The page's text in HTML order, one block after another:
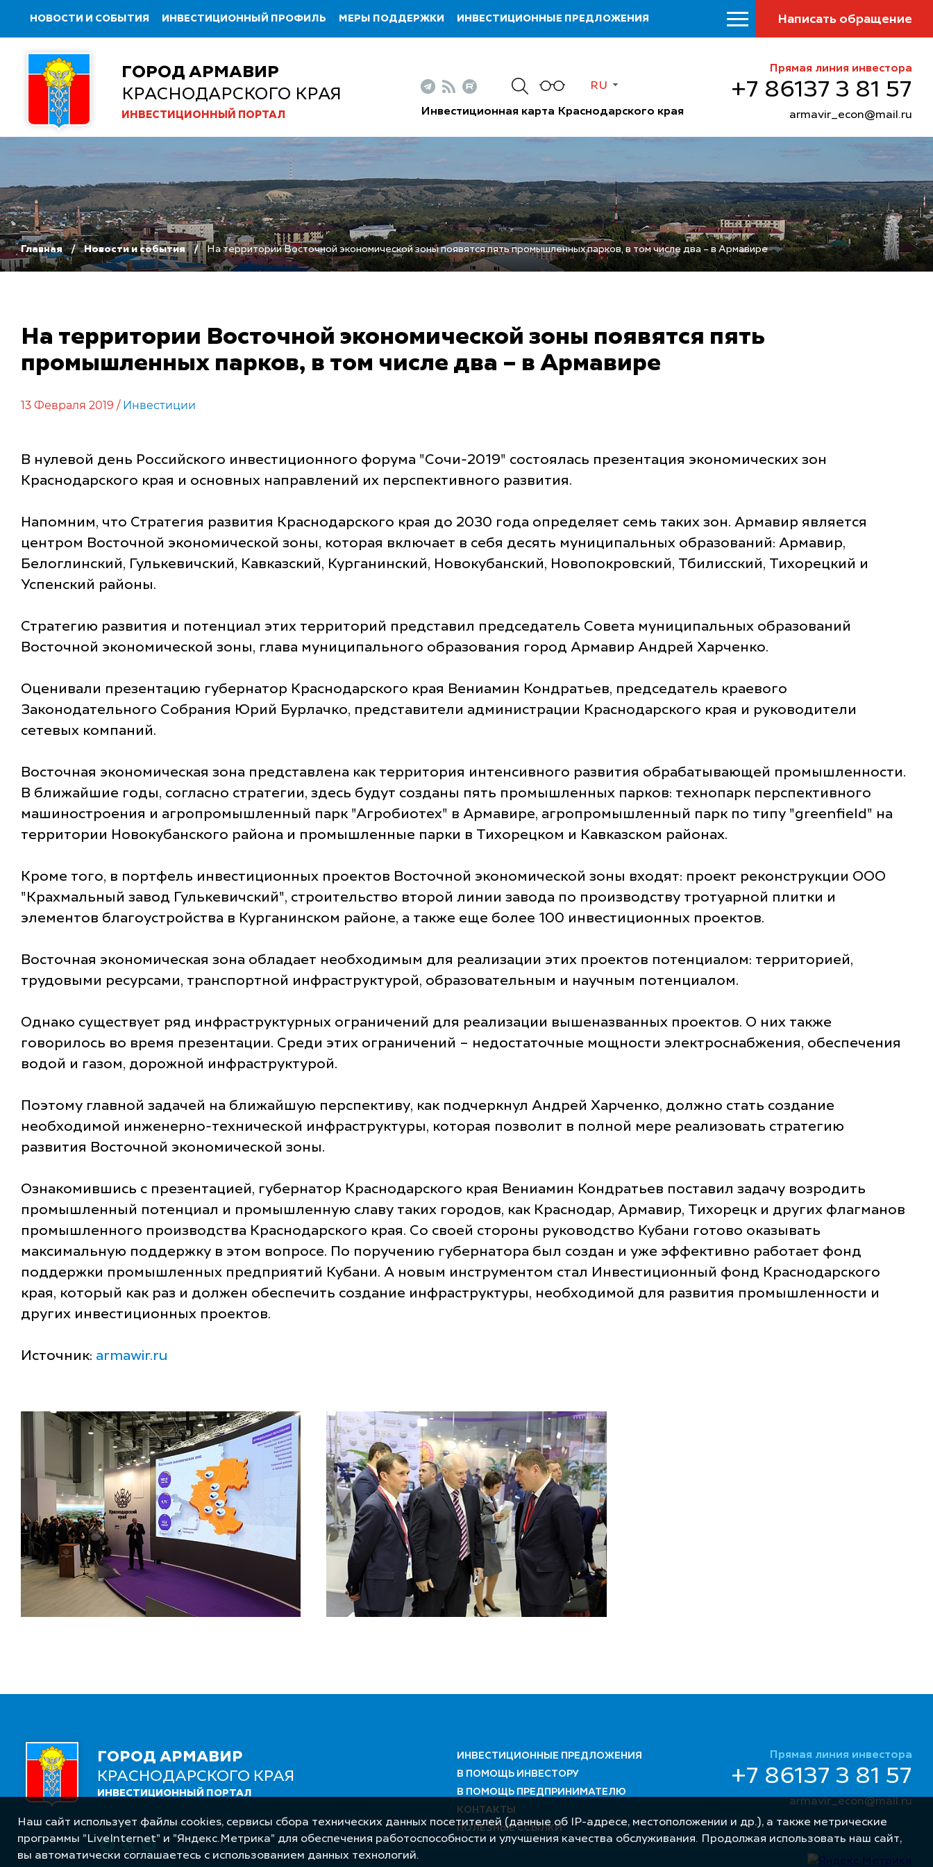
НОВОСТИ И СОБЫТИЯ ИНВЕСТИЦИОННЫЙ ПРОФИЛЬ МЕРЫ ПОДДЕРЖКИ ИНВЕСТИЦИОННЫЕ ПРЕДЛОЖЕНИЯ Написать обращение
ГОРОД АРМАВИР
КРАСНОДАРСКОГО КРАЯ
ИНВЕСТИЦИОННЫЙ ПОРТАЛ
RU
Инвестиционная карта Краснодарского края
Прямая линия инвестора
+7 86137 3 81 57
armavir_econ@mail.ru
Главная Новости и события На территории Восточной экономической зоны появятся пять промышленных парков, в том числе два – в Армавире
На территории Восточной экономической зоны появятся пять
промышленных парков, в том числе два – в Армавире
13 Февраля 2019 / Инвестиции
В нулевой день Российского инвестиционного форума "Сочи-2019" состоялась презентация экономических зон
Краснодарского края и основных направлений их перспективного развития.
Напомним, что Стратегия развития Краснодарского края до 2030 года определяет семь таких зон. Армавир является
центром Восточной экономической зоны, которая включает в себя десять муниципальных образований: Армавир,
Белоглинский, Гулькевичский, Кавказский, Курганинский, Новокубанский, Новопокровский, Тбилисский, Тихорецкий и
Успенский районы.
Стратегию развития и потенциал этих территорий представил председатель Совета муниципальных образований
Восточной экономической зоны, глава муниципального образования город Армавир Андрей Харченко.
Оценивали презентацию губернатор Краснодарского края Вениамин Кондратьев, председатель краевого
Законодательного Собрания Юрий Бурлачко, представители администрации Краснодарского края и руководители
сетевых компаний.
Восточная экономическая зона представлена как территория интенсивного развития обрабатывающей промышленности.
В ближайшие годы, согласно стратегии, здесь будут созданы пять промышленных парков: технопарк перспективного
машиностроения и агропромышленный парк "Агробиотех" в Армавире, агропромышленный парк по типу "greenfield" на
территории Новокубанского района и промышленные парки в Тихорецком и Кавказском районах.
Кроме того, в портфель инвестиционных проектов Восточной экономической зоны входят: проект реконструкции ООО
"Крахмальный завод Гулькевичский", строительство второй линии завода по производству тротуарной плитки и
элементов благоустройства в Курганинском районе, а также еще более 100 инвестиционных проектов.
Восточная экономическая зона обладает необходимым для реализации этих проектов потенциалом: территорией,
трудовыми ресурсами, транспортной инфраструктурой, образовательным и научным потенциалом.
Однако существует ряд инфраструктурных ограничений для реализации вышеназванных проектов. О них также
говорилось во время презентации. Среди этих ограничений – недостаточные мощности электроснабжения, обеспечения
водой и газом, дорожной инфраструктурой.
Поэтому главной задачей на ближайшую перспективу, как подчеркнул Андрей Харченко, должно стать создание
необходимой инженерно-технической инфраструктуры, которая позволит в полной мере реализовать стратегию
развития Восточной экономической зоны.
Ознакомившись с презентацией, губернатор Краснодарского края Вениамин Кондратьев поставил задачу возродить
промышленный потенциал и промышленную славу таких городов, как Краснодар, Армавир, Тихорецк и других флагманов
промышленного производства Краснодарского края. Со своей стороны руководство Кубани готово оказывать
максимальную поддержку в этом вопросе. По поручению губернатора был создан и уже эффективно работает фонд
поддержки промышленных предприятий Кубани. А новым инструментом стал Инвестиционный фонд Краснодарского
края, который как раз и должен обеспечить создание инфраструктуры, необходимой для развития промышленности и
других инвестиционных проектов.
Источник: armawir.ru
ГОРОД АРМАВИР
КРАСНОДАРСКОГО КРАЯ
ИНВЕСТИЦИОННЫЙ ПОРТАЛ
Следуйте за нами
ИНВЕСТИЦИОННЫЕ ПРЕДЛОЖЕНИЯ
В ПОМОЩЬ ИНВЕСТОРУ
В ПОМОЩЬ ПРЕДПРИНИМАТЕЛЮ
КОНТАКТЫ
ПОЛЕЗНЫЕ ССЫЛКИ
Прямая линия инвестора
+7 86137 3 81 57
armavir_econ@mail.ru
Наш сайт использует файлы cookies, сервисы сбора технических данных посетителей (данные об IP-адресе, местоположении и др.), а также метрические
программы "LiveInternet" и "Яндекс.Метрика" для обеспечения работоспособности и улучшения качества обслуживания. Продолжая использовать наш сайт,
вы автоматически соглашаетесь с использованием данных технологий.